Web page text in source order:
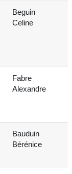
Beguin
Celine
Fabre
Alexandre
Bauduin
Bérénice